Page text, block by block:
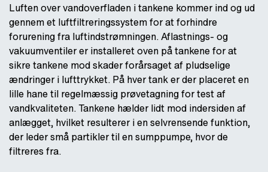
Luften over vandoverfladen i tankene kommer ind og ud
gennem et luftfiltreringssystem for at forhindre
forurening fra luftindstrømningen. Aflastnings- og
vakuumventiler er installeret oven på tankene for at
sikre tankene mod skader forårsaget af pludselige
ændringer i lufttrykket. På hver tank er der placeret en
lille hane til regelmæssig prøvetagning for test af
vandkvaliteten. Tankene hælder lidt mod indersiden af
anlægget, hvilket resulterer i en selvrensende funktion,
der leder små partikler til en sumppumpe, hvor de
filtreres fra.